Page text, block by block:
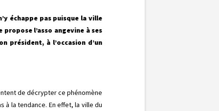
échappe pas puisque la ville
l’asso angevine à ses
président, à l’occasion d’un
de décrypter ce phénomène
à la tendance. En effet, la ville du